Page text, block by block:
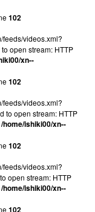
102
feeds/videos.xml?
open stream: HTTP
xn--
102
feeds/videos.xml?
to open stream: HTTP
/home/ishiki00/xn--
102
feeds/videos.xml?
open stream: HTTP
/home/ishiki00/xn--
102